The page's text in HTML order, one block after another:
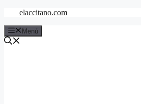
Saltar
contenido
elaccitano.com
Menú